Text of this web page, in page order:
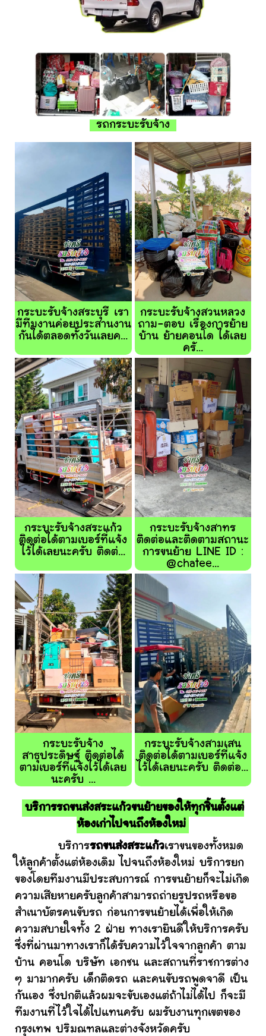
รถกระบะรับจ้าง
กระบะรับจ้างสระบุรี เรา
มีทีมงานค่อยประสานงาน
กันได้ตลอดทั้งวันเลยค...
กระบะรับจ้างสวนหลวง
ถาม-ตอบ เรื่องการย้าย
บ้าน ย้ายคอนโด ได้เลย
ครั...
กระบะรับจ้างสระแก้ว
ติดต่อได้ตามเบอร์ที่แจ้ง
ไว้ได้เลยนะครับ ติดต่...
กระบะรับจ้างสาทร
ติดต่อและติดตามสถานะ
การขนย้าย LINE ID :
@chatee...
กระบะรับจ้าง
สาธุประดิษฐ์ ติดต่อได้
ตามเบอร์ที่แจ้งไว้ได้เลย
นะครับ ...
กระบะรับจ้างสามเสน
ติดต่อได้ตามเบอร์ที่แจ้ง
ไว้ได้เลยนะครับ ติดต่อ...
บริการรถขนส่งสระแก้วขนย้ายของให้ทุกชิ้นตั้งแต่
ห้องเก่าไปจนถึงห้องใหม่
บริการรถขนส่งสระแก้วเราขนของทั้งหมด
ให้ลูกค้าตั้งแต่ห้องเดิม ไปจนถึงห้องใหม่ บริการยก
ของโดยทีมงานมีประสบการณ์ การขนย้ายก็จะไม่เกิด
ความเสียหายครับลูกค้าสามารถถ่ายรูปรถหรือขอ
สำเนาบัตรคนขับรถ ก่อนการขนย้ายได้เพื่อให้เกิด
ความสบายใจทั้ง 2 ฝ่าย ทางเรายินดีให้บริการครับ
ซึ่งที่ผ่านมาทางเราก็ได้รับความไว้ใจจากลูกค้า ตาม
บ้าน คอนโด บริษัท เอกชน และสถานที่ราชการต่าง
ๆ มามากครับ เด็กติดรถ และคนขับรถพูดจาดี เป็น
กันเอง ซึ่งปกติแล้วผมจะขับเองแต่ถ้าไม่ได้ไป ก็จะมี
ทีมงานที่ไว้ใจได้ไปแทนครับ ผมรับงานทุกเขตของ
กรุงเทพ ปริมณฑลและต่างจังหวัดครับ